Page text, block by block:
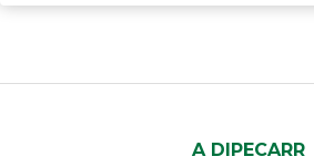
A DIPECARR